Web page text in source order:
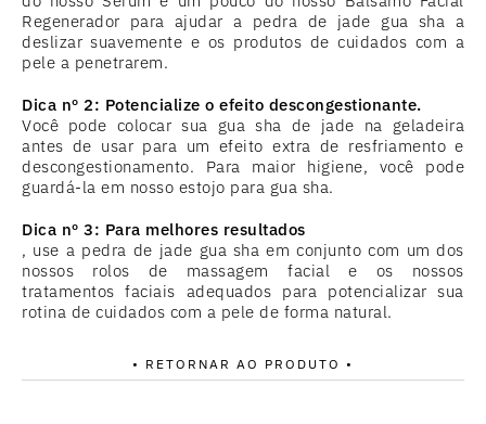
Regenerador para ajudar a pedra de jade gua sha a
deslizar suavemente e os produtos de cuidados com a
pele a penetrarem.
Dica nº 2: Potencialize o efeito descongestionante.
Você pode colocar sua gua sha de jade na geladeira
antes de usar para um efeito extra de resfriamento e
descongestionamento. Para maior higiene, você pode
guardá-la em nosso estojo para gua sha.
Dica nº 3: Para melhores resultados
, use a pedra de jade gua sha em conjunto com um dos
nossos rolos de massagem facial e os nossos
tratamentos faciais adequados para potencializar sua
rotina de cuidados com a pele de forma natural.
• RETORNAR AO PRODUTO •